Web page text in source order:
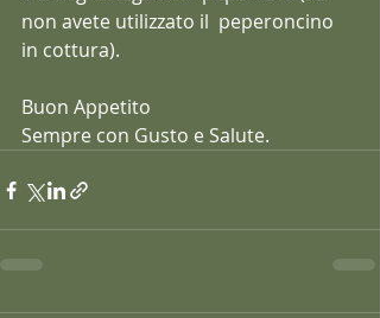
non avete utilizzato il  peperoncino
in cottura).
Buon Appetito
Sempre con Gusto e Salute.